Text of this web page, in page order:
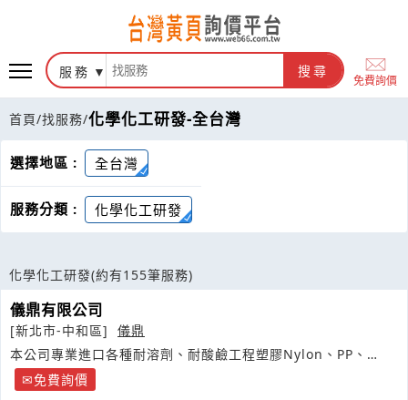
服務 搜尋
免費詢價
首頁/找服務/化學化工研發-全台灣
選擇地區 : 全台灣
服務分類 : 化學化工研發
化學化工研發(約有155筆服務)
儀鼎有限公司
[新北市-中和區]
儀鼎
本公司專業進口各種耐溶劑、耐酸鹼工程塑膠Nylon、PP、
POM免費詢價